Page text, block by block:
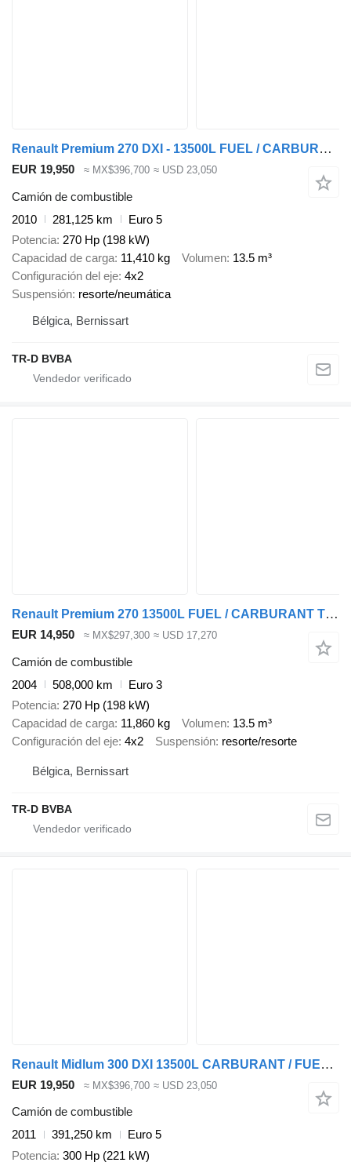
Renault Premium 270 DXI - 13500L FUEL / CARBURANT - 4 COMP
EUR 19,950 ≈ MX$396,700 ≈ USD 23,050
Camión de combustible
2010
281,125 km
Euro 5
Potencia 270 Hp (198 kW)
Capacidad de carga 11,410 kg Volumen 13.5 m³
Configuración del eje 4x2
Suspensión resorte/neumática
Bélgica, Bernissart
TR-D BVBA
Renault Premium 270 13500L FUEL / CARBURANT TRUCK - 5 COMP - LEAF / LAME
EUR 14,950 ≈ MX$297,300 ≈ USD 17,270
Camión de combustible
2004
508,000 km
Euro 3
Potencia 270 Hp (198 kW)
Capacidad de carga 11,860 kg Volumen 13.5 m³
Configuración del eje 4x2 Suspensión resorte/resorte
Bélgica, Bernissart
TR-D BVBA
Renault Midlum 300 DXI 13500L CARBURANT / FUEL - 4 COMP
EUR 19,950 ≈ MX$396,700 ≈ USD 23,050
Camión de combustible
2011
391,250 km
Euro 5
Potencia 300 Hp (221 kW)